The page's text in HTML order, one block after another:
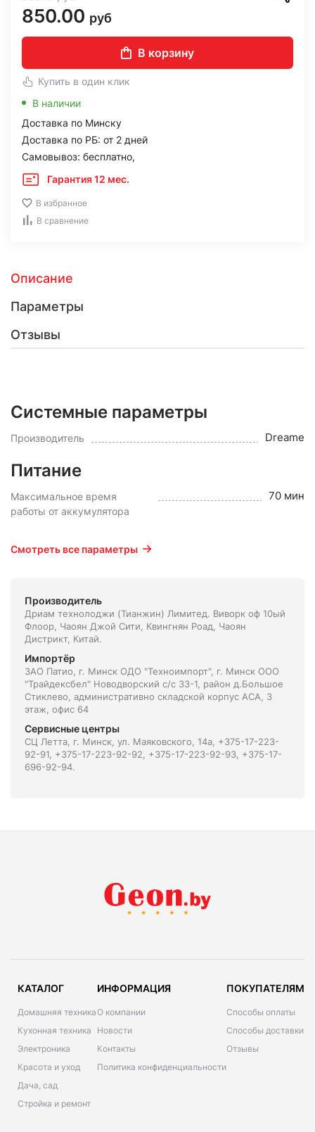
850.00 руб
В корзину
Купить в один клик
В наличии
Доставка по Минску
Доставка по РБ: от 2 дней
Самовывоз: бесплатно,
Гарантия 12 мес.
В избранное
В сравнение
Описание
Параметры
Отзывы
Системные параметры
Производитель Dreame
Питание
Максимальное время
работы от аккумулятора
70 мин
Смотреть все параметры
Производитель
Дриам технолоджи (Тианжин) Лимитед. Виворк оф 10ый
Флоор, Чаоян Джой Сити, Квингнян Роад, Чаоян
Дистрикт, Китай.
Импортёр
ЗАО Патио, г. Минск ОДО "Техноимпорт", г. Минск ООО
"Трайдексбел" Новодворский с/с 33-1, район д.Большое
Стиклево, административно складской корпус АСА, 3
этаж, офис 64
Сервисные центры
СЦ Летта, г. Минск, ул. Маяковского, 14а, +375-17-223-
92-91, +375-17-223-92-92, +375-17-223-92-93, +375-17-
696-92-94.
КАТАЛОГ
Домашняя техника
Кухонная техника
Электроника
Красота и уход
Дача, сад
Стройка и ремонт
ИНФОРМАЦИЯ
О компании
Новости
Контакты
Политика конфиденциальности
ПОКУПАТЕЛЯМ
Способы оплаты
Способы доставки
Отзывы